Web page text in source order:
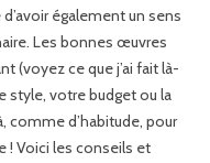
également un sens
Les bonnes œuvres
(voyez ce que j’ai fait là-
style, votre budget ou la
comme d’habitude, pour
! Voici les conseils et